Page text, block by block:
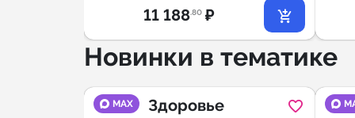
11 188.80 ₽
Новинки в тематике
MAX Здоровье